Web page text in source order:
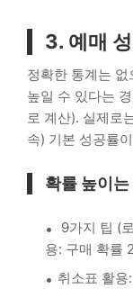
3. 예매
정확한 통계는
높일 수 있다는
로 계산). 실제로
속) 기본 성공률
확률 높이
9가지 팁 (
용: 구매 확률
취소표 활용